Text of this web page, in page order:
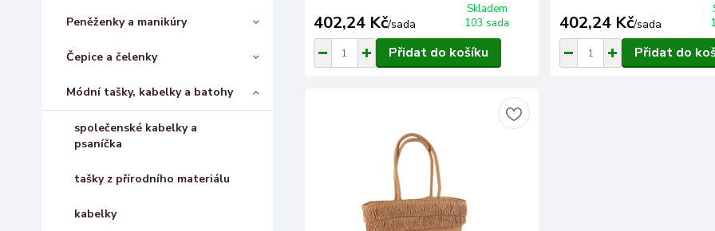
Peněženky a manikúry
Čepice a čelenky
Módní tašky, kabelky a batohy
společenské kabelky a
psaníčka
tašky z přírodního materiálu
kabelky
402,24 Kč/sada
Skladem
103 sada
Přidat do košíku
402,24 Kč/sada
Přidat do